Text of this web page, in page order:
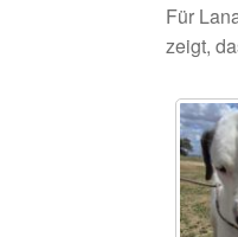
Für
zeigt,